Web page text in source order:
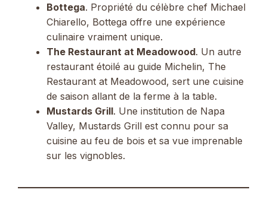
Bottega. Propriété du célèbre chef Michael
Chiarello, Bottega offre une expérience
culinaire vraiment unique.
The Restaurant at Meadowood. Un autre
restaurant étoilé au guide Michelin, The
Restaurant at Meadowood, sert une cuisine
de saison allant de la ferme à la table.
Mustards Grill. Une institution de Napa
Valley, Mustards Grill est connu pour sa
cuisine au feu de bois et sa vue imprenable
sur les vignobles.